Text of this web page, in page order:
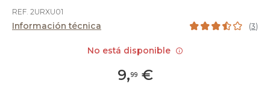
REF. 2URXU01
Información técnica (3)
9,99€